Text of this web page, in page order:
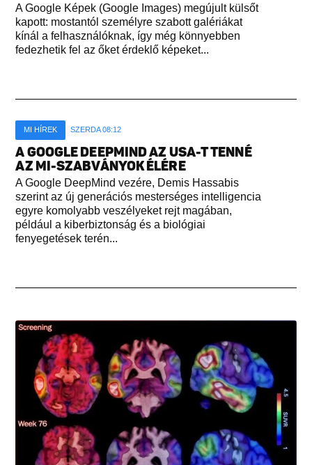
A Google Képek (Google Images) megújult külsőt
kapott: mostantól személyre szabott galériákat
kínál a felhasználóknak, így még könnyebben
fedezhetik fel az őket érdeklő képeket...
MI HÍREK SZERDA 08:12
A GOOGLE DEEPMIND AZ USA-T TENNÉ
AZ MI-SZABVÁNYOK ÉLÉRE
A Google DeepMind vezére, Demis Hassabis
szerint az új generációs mesterséges intelligencia
egyre komolyabb veszélyeket rejt magában,
például a kiberbiztonság és a biológiai
fenyegetések terén...